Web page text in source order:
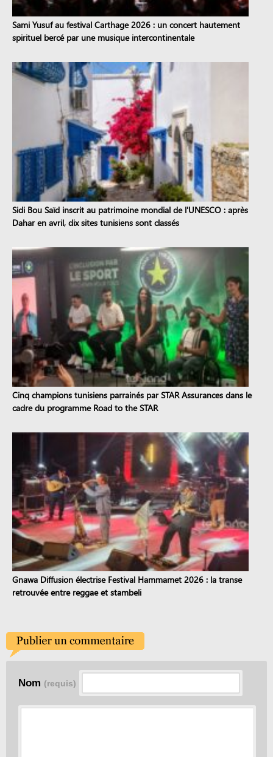
Sami Yusuf au festival Carthage 2026 : un concert hautement
spirituel bercé par une musique intercontinentale
Sidi Bou Saïd inscrit au patrimoine mondial de l'UNESCO : après
Dahar en avril, dix sites tunisiens sont classés
Cinq champions tunisiens parrainés par STAR Assurances dans le
cadre du programme Road to the STAR
Gnawa Diffusion électrise Festival Hammamet 2026 : la transe
retrouvée entre reggae et stambeli
Nom (requis)